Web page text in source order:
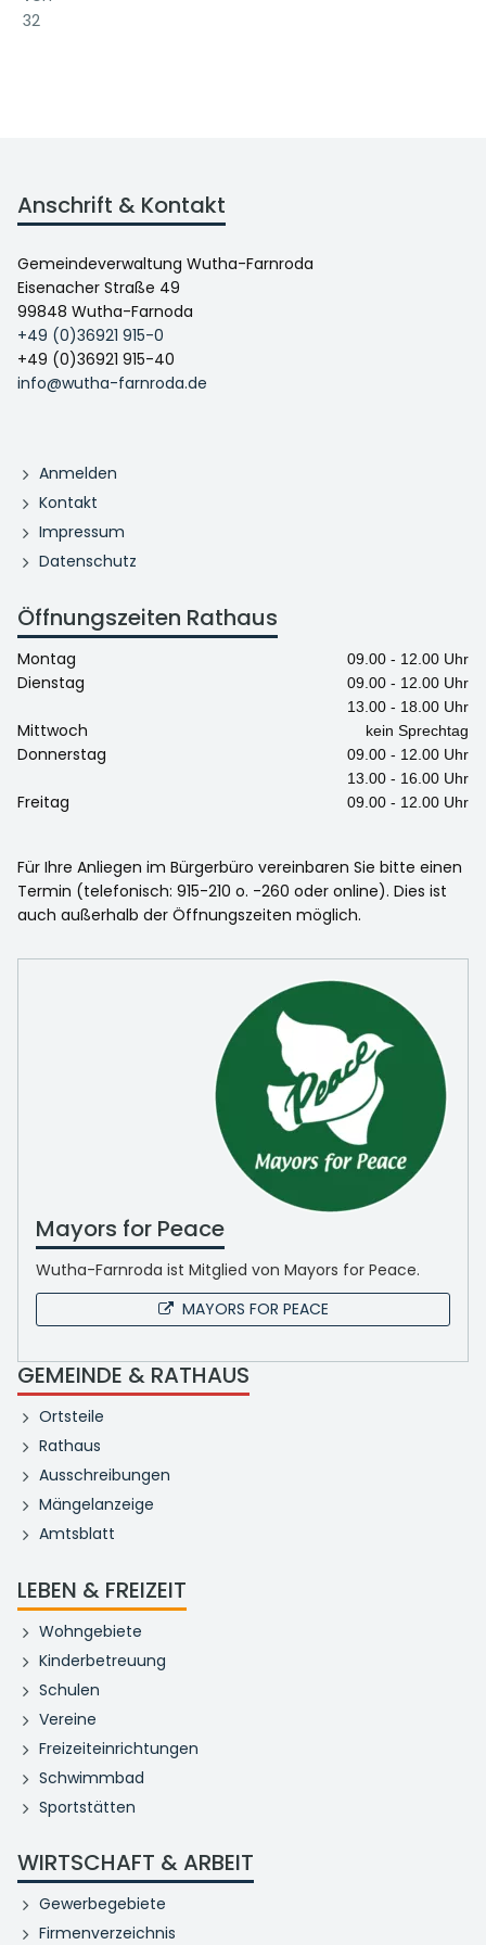
32
Anschrift & Kontakt
Gemeindeverwaltung Wutha-Farnroda
Eisenacher Straße 49
99848 Wutha-Farnoda
+49 (0)36921 915-0
+49 (0)36921 915-40
info@wutha-farnroda.de
Anmelden
Kontakt
Impressum
Datenschutz
Öffnungszeiten Rathaus
Montag 09.00 - 12.00 Uhr
Dienstag
09.00 - 12.00 Uhr
13.00 - 18.00 Uhr
Mittwoch kein Sprechtag
Donnerstag
09.00 - 12.00 Uhr
13.00 - 16.00 Uhr
Freitag 09.00 - 12.00 Uhr
Für Ihre Anliegen im Bürgerbüro vereinbaren Sie bitte einen
Termin (telefonisch: 915-210 o. -260 oder online). Dies ist
auch außerhalb der Öffnungszeiten möglich.
Mayors for Peace
Wutha-Farnroda ist Mitglied von Mayors for Peace.
MAYORS FOR PEACE
GEMEINDE & RATHAUS
Ortsteile
Rathaus
Ausschreibungen
Mängelanzeige
Amtsblatt
LEBEN & FREIZEIT
Wohngebiete
Kinderbetreuung
Schulen
Vereine
Freizeiteinrichtungen
Schwimmbad
Sportstätten
WIRTSCHAFT & ARBEIT
Gewerbegebiete
Firmenverzeichnis